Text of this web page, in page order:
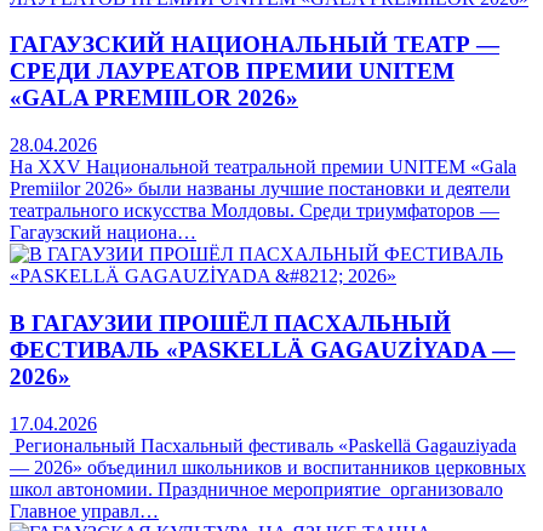
ГАГАУЗСКИЙ НАЦИОНАЛЬНЫЙ ТЕАТР —
СРЕДИ ЛАУРЕАТОВ ПРЕМИИ UNITEM
«GALA PREMIILOR 2026»
28.04.2026
На XXV Национальной театральной премии UNITEM «Gala
Premiilor 2026» были названы лучшие постановки и деятели
театрального искусства Молдовы. Среди триумфаторов —
Гагаузский национа…
В ГАГАУЗИИ ПРОШЁЛ ПАСХАЛЬНЫЙ
ФЕСТИВАЛЬ «PASKELLÄ GAGAUZİYADA —
2026»
17.04.2026
Региональный Пасхальный фестиваль «Paskellä Gagauziyada
— 2026» объединил школьников и воспитанников церковных
школ автономии. Праздничное мероприятие организовало
Главное управл…